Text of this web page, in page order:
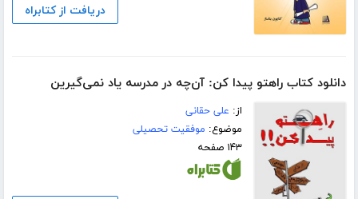
دریافت از کتابراه
دانلود کتاب راهتو پیدا کن: آن‌چه در مدرسه یاد نمی‌گیرین
از: علی حقانی
موضوع: موفقیت تحصیلی
۱۴۳ صفحه